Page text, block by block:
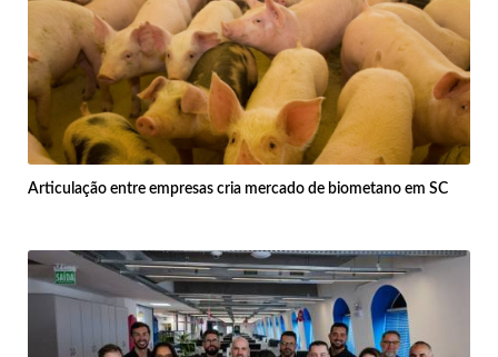
Articulação entre empresas cria mercado de biometano em SC